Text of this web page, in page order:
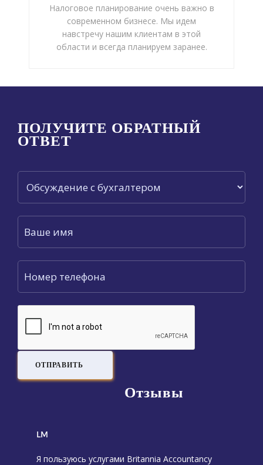
Налоговое планирование очень важно в
современном бизнесе. Мы идем
навстречу нашим клиентам в этой
области и всегда планируем заранее.
ПОЛУЧИТЕ ОБРАТНЫЙ
ОТВЕТ
Отзывы
LM
Я пользуюсь услугами Britannia Accountancy